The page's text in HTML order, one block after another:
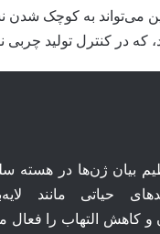
می‌تواند به کوچک شدن
که در کنترل تولید چربی
بیان ژن‌ها در هسته
حیاتی مانند
و کاهش التهاب را فعال